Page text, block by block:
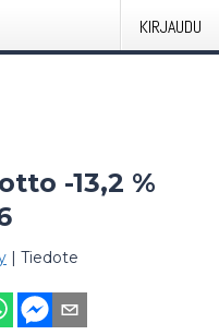
KIRJAUDU
-13,2 %
| Tiedote